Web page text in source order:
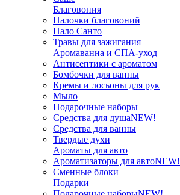
Благовония
Палочки благовоний
Пало Санто
Травы для зажигания
Аромаванна и СПА-уход
Антисептики с ароматом
Бомбочки для ванны
Кремы и лосьоны для рук
Мыло
Подарочные наборы
Средства для душаNEW!
Средства для ванны
Твердые духи
Ароматы для авто
Ароматизаторы для автоNEW!
Сменные блоки
Подарки